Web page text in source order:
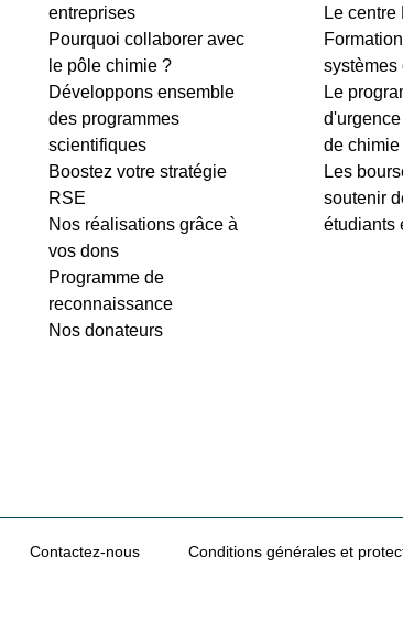
entreprises
Pourquoi collaborer avec
le pôle chimie ?
Développons ensemble
des programmes
scientifiques
Boostez votre stratégie
RSE
Nos réalisations grâce à
vos dons
Programme de
reconnaissance
Nos donateurs
Le centre
systèmes
Le
de chimie
Les
soutenir
étudiants
Contactez-nous Conditions générales et